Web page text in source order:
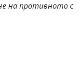
на противното с